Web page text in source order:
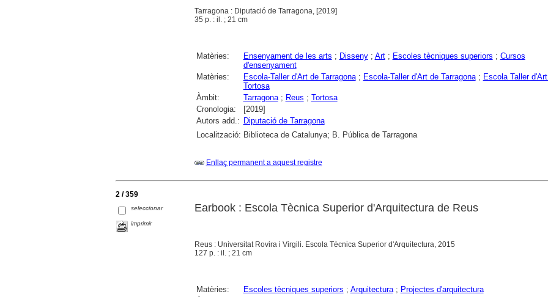
Tarragona : Diputació de Tarragona, [2019]
35 p. : il. ; 21 cm
Matèries: Ensenyament de les arts ; Disseny; Art; Escoles tècniques superiors ; Cursos
d'ensenyament
Matèries:
Escola-Taller d'Art de Tarragona; Escola-Taller d'Art de Tarragona; Escola Taller
Tortosa
Àmbit:
Tarragona; Reus ; Tortosa
Cronologia:
[2019]
Autors add.: Diputació de Tarragona
Localització: Biblioteca de Catalunya; B. Pública de Tarragona
Enllaç permanent a aquest registre
2 / 359
seleccionar
imprimir
Earbook : Escola Tècnica Superior d'Arquitectura de Reus
Reus : Universitat Rovira i Virgili. Escola Tècnica Superior d'Arquitectura, 2015
127 p. : il. ; 21 cm
Matèries: Escoles tècniques superiors ; Arquitectura; Projectes d'arquitectura